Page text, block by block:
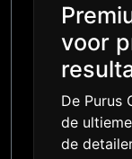
voor
De Purus
de
de